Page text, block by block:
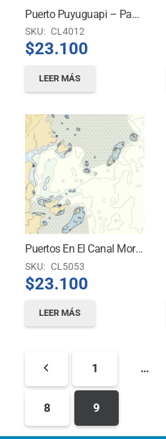
Puerto Puyuguapi – Paso Galvarino – Bahía Dorita
SKU: CL4012
$23.100
LEER MÁS
Puertos En El Canal Moraleda
SKU: CL5053
$23.100
LEER MÁS
1 …
8 9